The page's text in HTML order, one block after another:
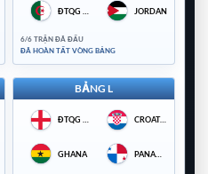
JORDAN
6/6 TRẬN ĐÃ ĐẤU
ĐÃ HOÀN TẤT VÒNG BẢNG
BẢNG L
CROATIA
GHANA PANAMA